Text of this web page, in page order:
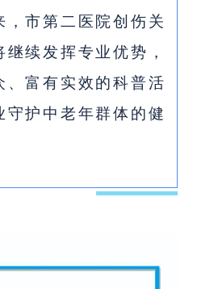
，市第二医院创伤关
续发挥专业优势，
、富有实效的科普活
护中老年群体的健